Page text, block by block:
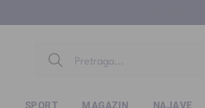
SPORT MAGAZIN NAJAVE